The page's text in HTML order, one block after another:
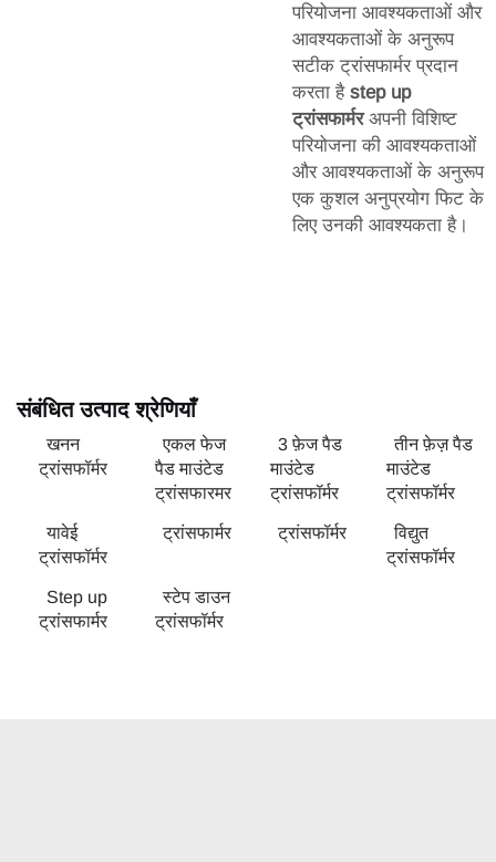
परियोजना आवश्यकताओं और
आवश्यकताओं के अनुरूप
सटीक ट्रांसफार्मर प्रदान
करता है step up
ट्रांसफार्मरअपनी विशिष्ट
परियोजना की आवश्यकताओं
और आवश्यकताओं के अनुरूप
एक कुशल अनुप्रयोग फिट के
लिए उनकी आवश्यकता है।
संबंधित उत्पाद श्रेणियाँ
खनन
ट्रांसफॉर्मर
एकल फेज
पैड माउंटेड
ट्रांसफारमर
3 फ़ेज पैड
माउंटेड
ट्रांसफॉर्मर
तीन फ़ेज़ पैड
माउंटेड
ट्रांसफॉर्मर
यावेई
ट्रांसफॉर्मर
ट्रांसफार्मर ट्रांसफॉर्मर
विद्युत
ट्रांसफॉर्मर
Step up
ट्रांसफार्मर
स्टेप डाउन
ट्रांसफॉर्मर